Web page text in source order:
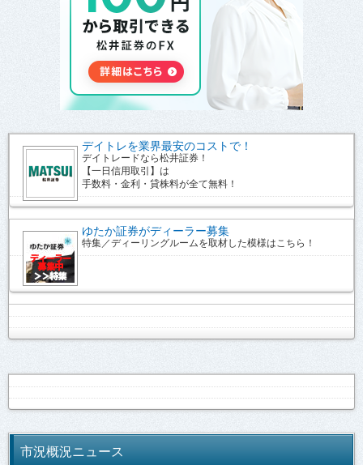
デイトレを業界最安のコストで！
デイトレードなら松井証券！
【一日信用取引】は
手数料・金利・貸株料が全て無料！
ゆたか証券がディーラー募集
特集／ディーリングルームを取材した模様はこちら！
市況概況ニュース